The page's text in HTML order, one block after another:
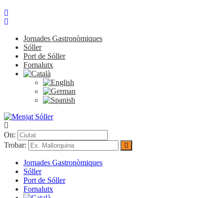
Jornades Gastronòmiques
Sóller
Port de Sóller
Fornalutx
On:
Trobar:
Jornades Gastronòmiques
Sóller
Port de Sóller
Fornalutx